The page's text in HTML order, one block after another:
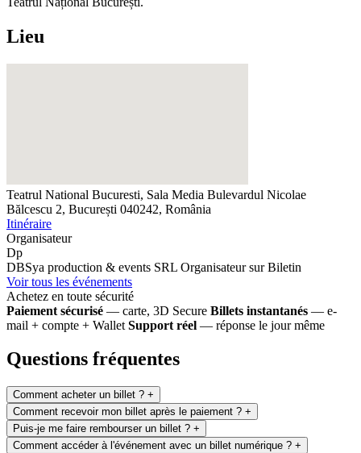
Lieu
Teatrul National Bucuresti, Sala Media Bulevardul Nicolae
Bălcescu 2, București 040242, România
Itinéraire
Organisateur
Dp
DBSya production & events SRL Organisateur sur Biletin
Voir tous les événements
Achetez en toute sécurité
Paiement sécurisé — carte, 3D Secure Billets instantanés — e-
mail + compte + Wallet Support réel — réponse le jour même
Questions fréquentes
Comment acheter un billet ? +
Comment recevoir mon billet après le paiement ? +
Puis-je me faire rembourser un billet ? +
Comment accéder à l'événement avec un billet numérique ? +